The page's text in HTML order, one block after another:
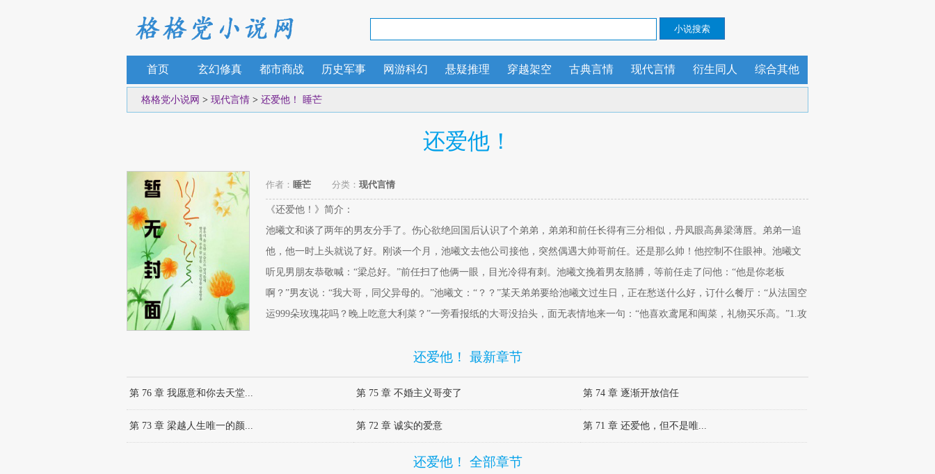
首页 玄幻修真 都市商战 历史军事 网游科幻 悬疑推理 穿越架空 古典言情 现代言情 衍生同人 综合其他
格格党小说网 > 现代言情 > 还爱他！ 睡芒
还爱他！
作者： 睡芒 分类： 现代言情
《还爱他！》简介：
池曦文和谈了两年的男友分手了。伤心欲绝回国后认识了个弟弟，弟弟和前任长得有三分相似，丹凤眼高鼻梁薄唇。弟弟一追
他，他一时上头就说了好。刚谈一个月，池曦文去他公司接他，突然偶遇大帅哥前任。还是那么帅！他控制不住眼神。池曦文
听见男朋友恭敬喊：“梁总好。”前任扫了他俩一眼，目光冷得有刺。池曦文挽着男友胳膊，等前任走了问他：“他是你老板
啊？”男友说：“我大哥，同父异母的。”池曦文：“？？”某天弟弟要给池曦文过生日，正在愁送什么好，订什么餐厅：“从法国空
运999朵玫瑰花吗？晚上吃意大利菜？”一旁看报纸的大哥没抬头，面无表情地来一句：“他喜欢鸢尾和闽菜，礼物买乐高。”1.攻
还爱他！ 最新章节
第 76 章 我愿意和你去天堂... 第 75 章 不婚主义哥变了 第 74 章 逐渐开放信任
第 73 章 梁越人生唯一的颜... 第 72 章 诚实的爱意 第 71 章 还爱他，但不是唯...
还爱他！ 全部章节